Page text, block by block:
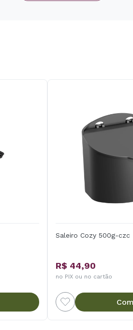
Saleiro Cozy 500g-czc
R$ 44,90
no PIX ou no cartão